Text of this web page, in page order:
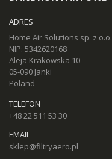
ADRES
Home Air Solutions sp. z o.o.
NIP: 5342620168
Aleja Krakowska 10
05-090 Janki
Poland
TELEFON
+48 22 511 53 30
EMAIL
sklep@filtryaero.pl